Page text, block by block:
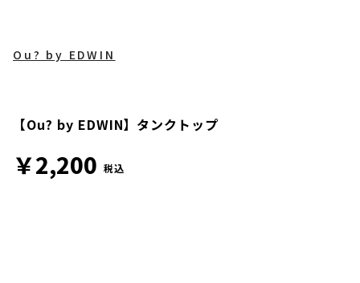
Ou? by EDWIN
【Ou? by EDWIN】タンクトップ
￥2,200 税込